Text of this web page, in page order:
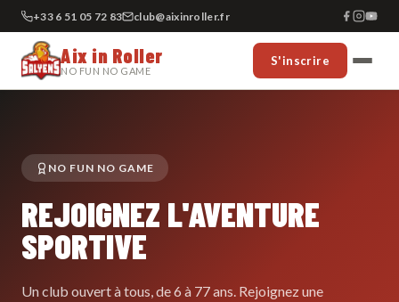
+33 6 51 05 72 83 club@aixinroller.fr
Aix in Roller
NO FUN NO GAME
S'inscrire
NO FUN NO GAME
REJOIGNEZ L'AVENTURE
SPORTIVE
Un club ouvert à tous, de 6 à 77 ans. Rejoignez une